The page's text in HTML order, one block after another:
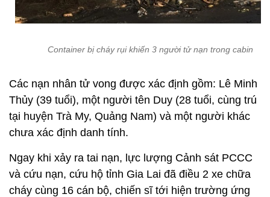
Container bị cháy rụi khiến 3 người tử nạn trong cabin
Các nạn nhân tử vong được xác định gồm: Lê Minh
Thủy (39 tuổi), một người tên Duy (28 tuổi, cùng trú
tại huyện Trà My, Quảng Nam) và một người khác
chưa xác định danh tính.
Ngay khi xảy ra tai nạn, lực lượng Cảnh sát PCCC
và cứu nạn, cứu hộ tỉnh Gia Lai đã điều 2 xe chữa
cháy cùng 16 cán bộ, chiến sĩ tới hiện trường ứng